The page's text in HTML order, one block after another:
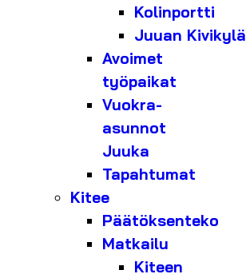
Kolinportti
Juuan Kivikylä
Avoimet
työpaikat
Vuokra-
asunnot
Juuka
Tapahtumat
Kitee
Päätöksenteko
Matkailu
Kiteen